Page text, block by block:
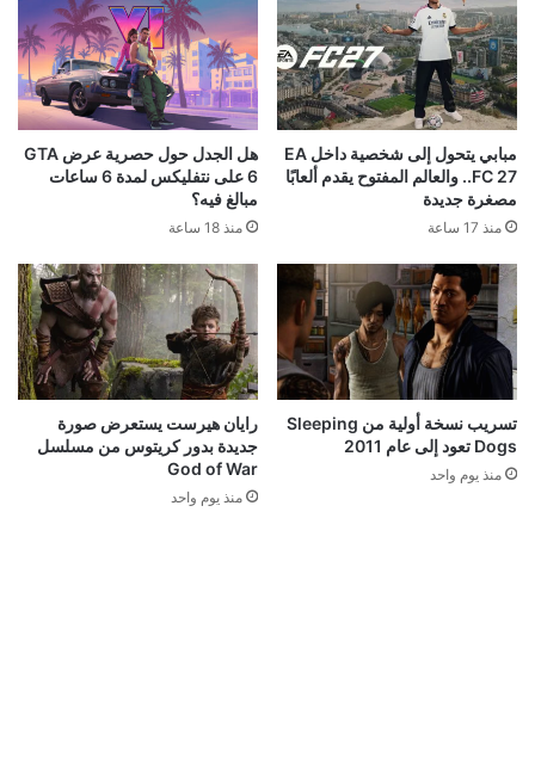
مبابي يتحول إلى شخصية داخل EA
FC 27.. والعالم المفتوح يقدم ألعابًا
مصغرة جديدة
منذ 17 ساعة
هل الجدل حول حصرية عرض GTA
6 على نتفليكس لمدة 6 ساعات
مبالغ فيه؟
منذ 18 ساعة
تسريب نسخة أولية من Sleeping
Dogs تعود إلى عام 2011
منذ يوم واحد
رايان هيرست يستعرض صورة
جديدة بدور كريتوس من مسلسل
God of War
منذ يوم واحد